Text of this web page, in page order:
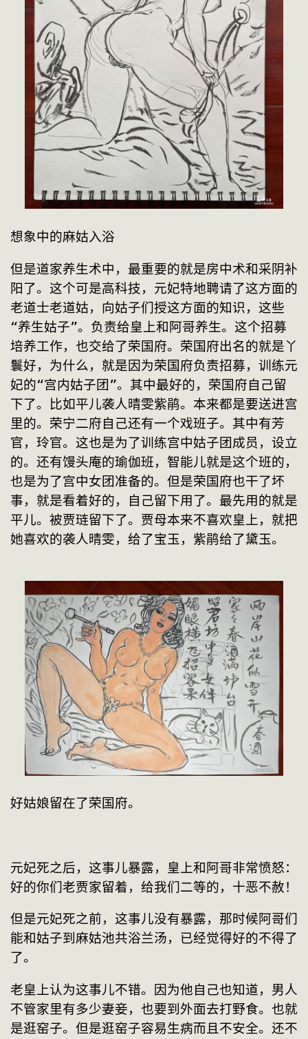
想象中的麻姑入浴
但是道家养生术中，最重要的就是房中术和采阴补
阳了。这个可是高科技，元妃特地聘请了这方面的
老道士老道姑，向姑子们授这方面的知识，这些
“养生姑子”。负责给皇上和阿哥养生。这个招募
培养工作，也交给了荣国府。荣国府出名的就是丫
鬟好，为什么，就是因为荣国府负责招募，训练元
妃的“宫内姑子团”。其中最好的，荣国府自己留
下了。比如平儿袭人晴雯紫鹃。本来都是要送进宫
里的。荣宁二府自己还有一个戏班子。其中有芳
官，玲官。这也是为了训练宫中姑子团成员，设立
的。还有馒头庵的瑜伽班，智能儿就是这个班的，
也是为了宫中女团准备的。但是荣国府也干了坏
事，就是看着好的，自己留下用了。最先用的就是
平儿。被贾琏留下了。贾母本来不喜欢皇上，就把
她喜欢的袭人晴雯，给了宝玉，紫鹃给了黛玉。
好姑娘留在了荣国府。
元妃死之后，这事儿暴露，皇上和阿哥非常愤怒：
好的你们老贾家留着，给我们二等的，十恶不赦！
但是元妃死之前，这事儿没有暴露，那时候阿哥们
能和姑子到麻姑池共浴兰汤，已经觉得好的不得了
了。
老皇上认为这事儿不错。因为他自己也知道，男人
不管家里有多少妻妾，也要到外面去打野食。也就
是逛窑子。但是逛窑子容易生病而且不安全。还不